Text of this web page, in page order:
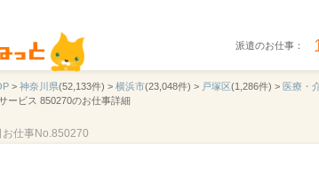
派遣のお仕事：
> 神奈川県(52,133件) > 横浜市(23,048件) > 戸塚区(1,286件) > 医療・
ービス 850270のお仕事詳細
お仕事No.850270